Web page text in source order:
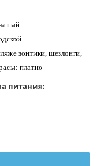
зонтики, шезлонги,
платно
питания: